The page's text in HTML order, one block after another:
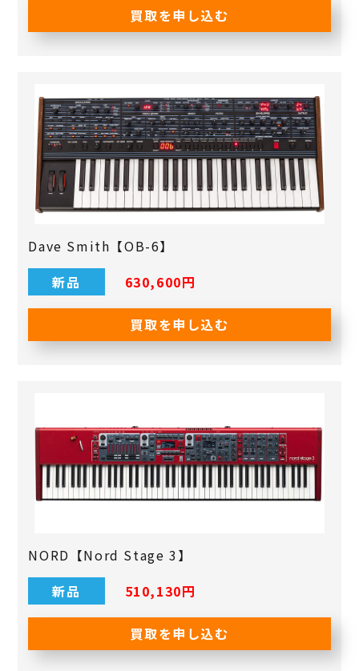
買取を申し込む
Dave Smith【OB-6】
新品
630,600円
買取を申し込む
NORD【Nord Stage 3】
新品
510,130円
買取を申し込む